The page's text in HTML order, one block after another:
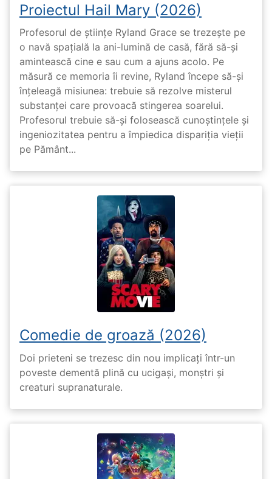
Proiectul Hail Mary (2026)
Profesorul de științe Ryland Grace se trezește pe
o navă spațială la ani-lumină de casă, fără să-și
amintească cine e sau cum a ajuns acolo. Pe
măsură ce memoria îi revine, Ryland începe să-și
înțeleagă misiunea: trebuie să rezolve misterul
substanței care provoacă stingerea soarelui.
Profesorul trebuie să-și folosească cunoștințele și
ingeniozitatea pentru a împiedica dispariția vieții
pe Pământ...
Comedie de groază (2026)
Doi prieteni se trezesc din nou implicați într-un
poveste dementă plină cu ucigași, monștri și
creaturi supranaturale.